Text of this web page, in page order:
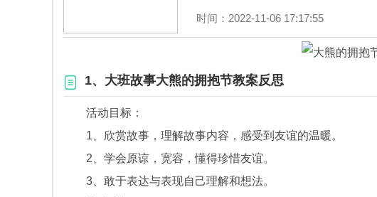
时间：2022-11-06 17:17:55
1、大班故事大熊的拥抱节教案反思
活动目标：
1、欣赏故事，理解故事内容，感受到友谊的温暖。
2、学会原谅，宽容，懂得珍惜友谊。
3、敢于表达与表现自己理解和想法。